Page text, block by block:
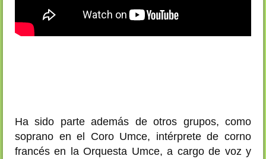
Ha sido parte además de otros grupos, como
soprano en el Coro Umce, intérprete de corno
francés en la Orquesta Umce, a cargo de voz y